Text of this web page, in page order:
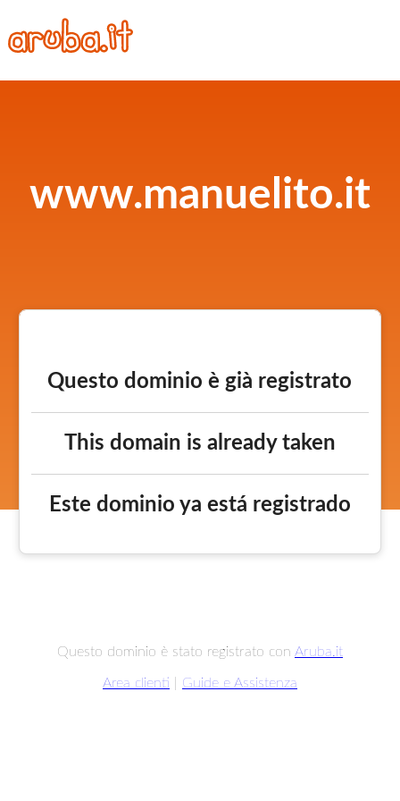
www.manuelito.it
Questo dominio è già registrato
This domain is already taken
Este dominio ya está registrado
Questo dominio è stato registrato con Aruba.it
Area clienti Guide e Assistenza